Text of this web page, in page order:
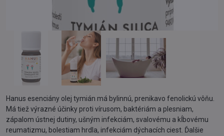
Hanus esenciány olej tymián má bylinnú, prenikavo fenolickú vôňu.
Má tiež výrazné účinky proti vírusom, baktériám a plesniam,
zápalom ústnej dutiny, ušným infekciám, svalovému a kĺbovému
reumatizmu, bolestiam hrdla, infekciám dýchacích ciest. Ďalšie